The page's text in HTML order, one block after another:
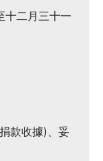
十二月三十一
款收據)、妥